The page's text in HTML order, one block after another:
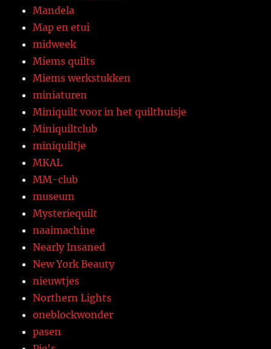
Mandela
Map en etui
midweek
Miems quilts
Miems werkstukken
miniaturen
Miniquilt voor in het quilthuisje
Miniquiltclub
miniquiltje
MKAL
MM-club
museum
Mysteriequilt
naaimachine
Nearly Insaned
New York Beauty
nieuwtjes
Northern Lights
oneblockwonder
pasen